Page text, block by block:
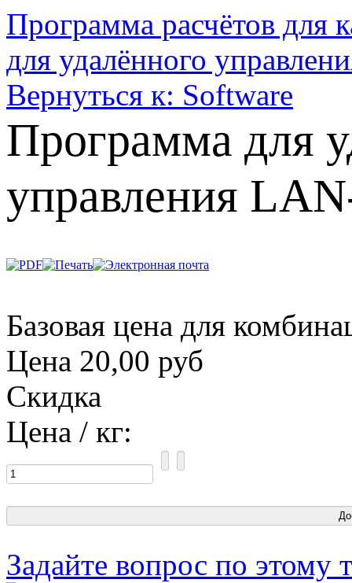
Программа расчётов для
для удалённого
Вернуться к: Software
Программа для
управления
Базовая цена для
Цена 20,00 руб
Скидка
Цена / кг:
Задайте вопрос по этому